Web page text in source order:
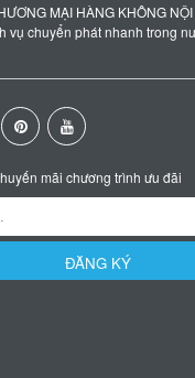
MẠI HÀNG KHÔNG
vụ chuyển phát nhanh trong
mãi chương trình ưu đãi
ĐĂNG KÝ